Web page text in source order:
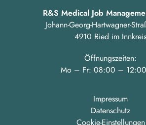
R&S Medical Job
Johann-Georg-Hartwagner-
4910 Ried im Innkreis
Öffnungszeiten:
Mo – Fr: 08:00 –
Impressum
Datenschutz
Cookie-Einstellungen